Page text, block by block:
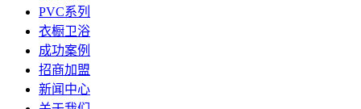
PVC系列
衣橱卫浴
成功案例
招商加盟
新闻中心